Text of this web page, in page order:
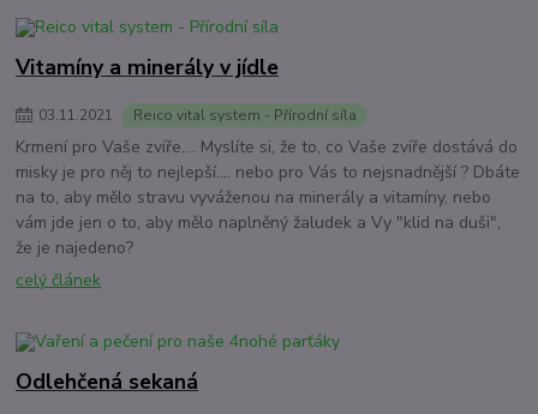
Vitamíny a minerály v jídle
03.11.2021 Reico vital system - Přírodní síla
Krmení pro Vaše zvíře.... Myslíte si, že to, co Vaše zvíře dostává do
misky je pro něj to nejlepší.... nebo pro Vás to nejsnadnější ? Dbáte
na to, aby mělo stravu vyváženou na minerály a vitamíny, nebo
vám jde jen o to, aby mělo naplněný žaludek a Vy "klid na duši",
že je najedeno?
celý článek
Odlehčená sekaná